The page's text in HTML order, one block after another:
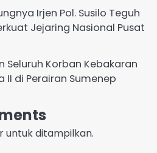
Irjen Pol. Susilo Teguh
Jejaring Nasional Pusat
Seluruh Korban Kebakaran
II di Perairan Sumenep
untuk ditampilkan.